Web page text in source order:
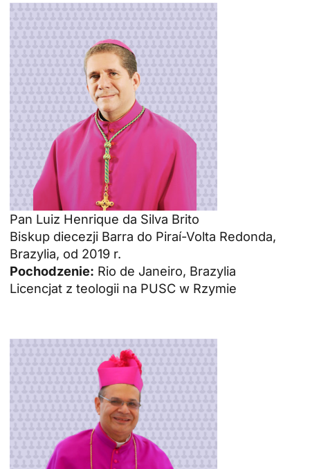
Pan Luiz Henrique da Silva Brito
Biskup diecezji Barra do Piraí-Volta Redonda,
Brazylia, od 2019 r.
Pochodzenie: Rio de Janeiro, Brazylia
Licencjat z teologii na PUSC w Rzymie